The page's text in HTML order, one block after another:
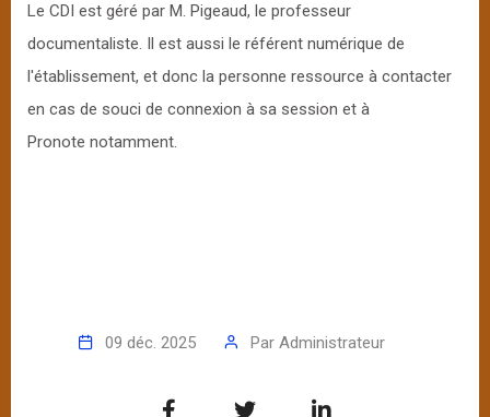
Le CDI est géré par M. Pigeaud, le professeur
documentaliste. Il est aussi le référent numérique de
l'établissement, et donc la personne ressource à contacter
en cas de souci de connexion à sa session et à
Pronote notamment.
09 déc. 2025 Par Administrateur